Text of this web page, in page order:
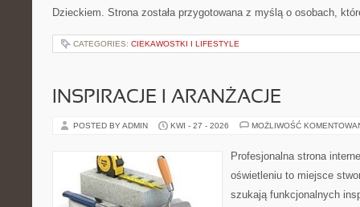
Dzieckiem. Strona została przygotowana z myślą o osobach,
CATEGORIES: CIEKAWOSTKI I LIFESTYLE
INSPIRACJE I ARANŻACJE
POSTED BY ADMIN KWI - 27 - 2026 MOŻLIWOŚĆ
Profesjonalna strona
oświetleniu to miejsce
szukają funkcjonalnych